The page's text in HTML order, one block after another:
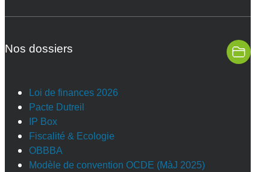
Nos dossiers
Loi de finances 2026
Pacte Dutreil
IP Box
Fiscalité & Ecologie
OBBBA
Modèle de convention OCDE (MàJ 2025)